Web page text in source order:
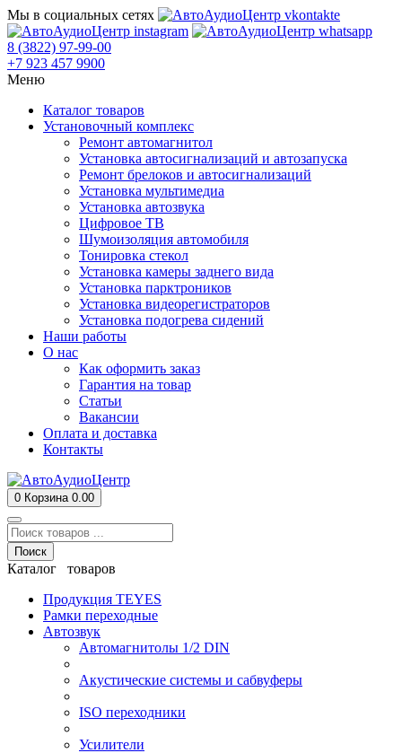
Мы в социальных сетях
8 (3822) 97-99-00
+7 923 457 9900
Меню
Каталог товаров
Установочный комплекс
Ремонт автомагнитол
Установка автосигнализаций и автозапуска
Ремонт брелоков и автосигнализаций
Установка мультимедиа
Установка автозвука
Цифровое ТВ
Шумоизоляция автомобиля
Тонировка стекол
Установка камеры заднего вида
Установка парктроников
Установка видеорегистраторов
Установка подогрева сидений
Наши работы
О нас
Как оформить заказ
Гарантия на товар
Статьи
Вакансии
Оплата и доставка
Контакты
0 Корзина 0.00
Поиск
Каталог товаров
Продукция TEYES
Рамки переходные
Автозвук
Автомагнитолы 1/2 DIN
Акустические системы и сабвуферы
ISO переходники
Усилители